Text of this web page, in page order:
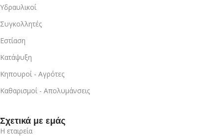
Υδραυλικοί
Συγκολλητές
Εστίαση
Κατάψυξη
Κηπουροί - Αγρότες
Καθαρισμοί - Απολυμάνσεις
Σχετικά με εμάς
Η εταιρεία